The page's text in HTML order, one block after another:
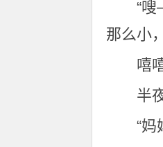
“
那么小
嘻
半
“妈